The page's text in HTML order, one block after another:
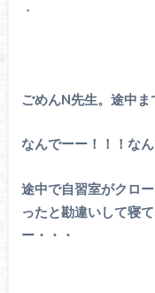
・
ごめんN先生。途中ま
なんでーー！！！な
途中で自習室がクロ
ったと勘違いして寝
ー・・・